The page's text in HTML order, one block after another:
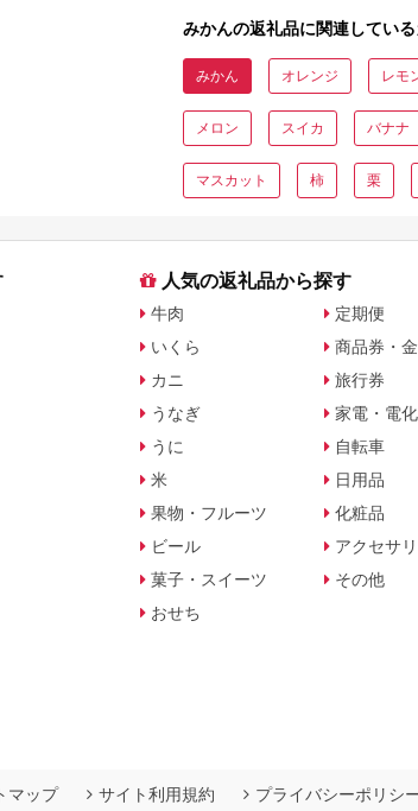
みかんの返礼品に関連している
みかん オレンジ レモ
メロン スイカ バナナ
マスカット 柿 栗
人気の返礼品から探す
牛肉
いくら
カニ
うなぎ
うに
米
果物・フルーツ
ビール
菓子・スイーツ
おせち
定期便
商品券・
旅行券
家電・電
自転車
日用品
化粧品
アクセサ
その他
マップ サイト利用規約 プライバシーポリシ